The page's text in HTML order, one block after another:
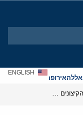
אירופהאנטישמיות
ENGLISH